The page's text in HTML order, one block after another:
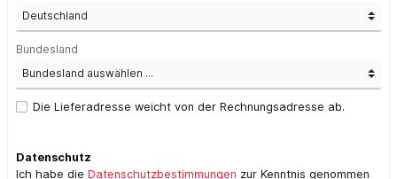
Bundesland
Die Lieferadresse weicht von der Rechnungsadresse ab.
Datenschutz
Ich habe die Datenschutzbestimmungen zur Kenntnis genommen